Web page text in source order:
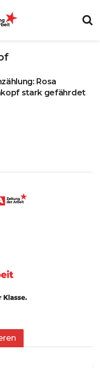
Rosa
stark gefährdet